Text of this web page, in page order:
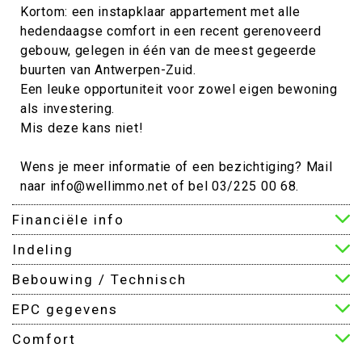
Kortom: een instapklaar appartement met alle
hedendaagse comfort in een recent gerenoveerd
gebouw, gelegen in één van de meest gegeerde
buurten van Antwerpen-Zuid.
Een leuke opportuniteit voor zowel eigen bewoning
als investering.
Mis deze kans niet!
Wens je meer informatie of een bezichtiging? Mail
naar info@wellimmo.net of bel 03/225 00 68.
Financiële info
Indeling
Bebouwing / Technisch
EPC gegevens
Comfort